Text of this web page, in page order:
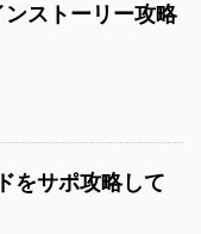
ストーリー攻略
をサポ攻略して